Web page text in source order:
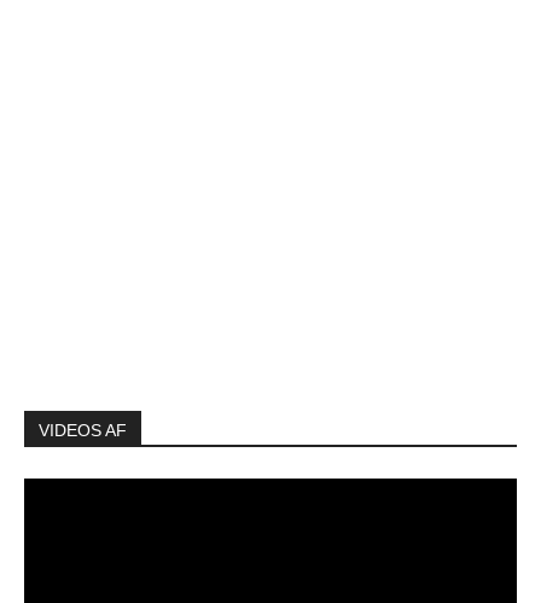
VIDEOS AF